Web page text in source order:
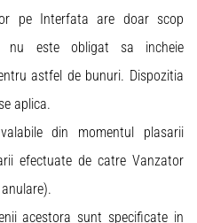
pe Interfata are doar scop
nu este obligat sa incheie
astfel de bunuri. Dispozitia
aplica.
din momentul plasarii
efectuate de catre Vanzator
acestora sunt specificate in